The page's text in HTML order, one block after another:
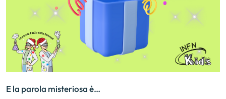
E la parola misteriosa è…